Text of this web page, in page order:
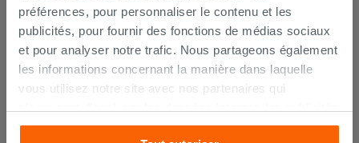
préférences, pour personnaliser le contenu et les
publicités, pour fournir des fonctions de médias sociaux
et pour analyser notre trafic. Nous partageons également
les informations concernant la manière dans laquelle
vous utilisez notre site avec nos partenaires qui
et les réseaux sociaux. Lesdits partenaires pourraient
LIVRAISON GARANTIE